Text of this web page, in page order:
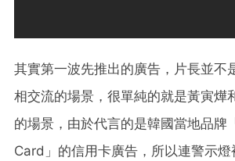
其實第一波先推出的廣告，片長並不
相交流的場景，很單純的就是黃寅燁
的場景，由於代言的是韓國當地品牌
Card」的信用卡廣告，所以連警示